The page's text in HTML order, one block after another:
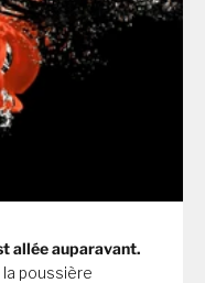
allée auparavant.
la poussière